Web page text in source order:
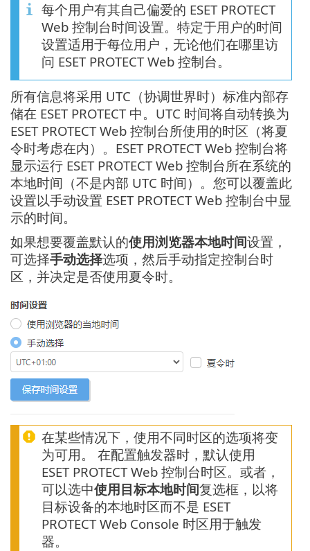
每个用户有其自己偏爱的 ESET PROTECT
Web 控制台时间设置。特定于用户的时间
设置适用于每位用户，无论他们在哪里访
问 ESET PROTECT Web 控制台。
所有信息将采用 UTC（协调世界时）标准内部存
储在 ESET PROTECT 中。UTC 时间将自动转换为
ESET PROTECT Web 控制台所使用的时区（将夏
令时考虑在内）。ESET PROTECT Web 控制台将
显示运行 ESET PROTECT Web 控制台所在系统的
本地时间（不是内部 UTC 时间）。您可以覆盖此
设置以手动设置 ESET PROTECT Web 控制台中显
示的时间。
如果想要覆盖默认的使用浏览器本地时间设置，
可选择手动选择选项，然后手动指定控制台时
区，并决定是否使用夏令时。
在某些情况下，使用不同时区的选项将变
为可用。 在配置触发器时，默认使用
ESET PROTECT Web 控制台时区。或者，
可以选中使用目标本地时间复选框，以将
目标设备的本地时区而不是 ESET
PROTECT Web Console 时区用于触发
器。